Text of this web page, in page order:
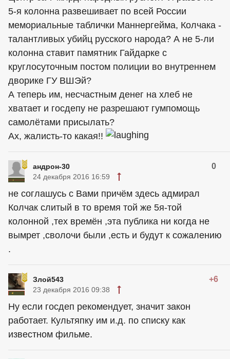
5-я колонна развешивает по всей России
мемориальные таблички Маннергейма, Колчака -
талантливых убийц русского народа? А не 5-ли
колонна ставит памятник Гайдарке с
круглосуточным постом полиции во внутреннем
дворике ГУ ВШЭй?
А теперь им, несчастным денег на хлеб не
хватает и госдепу не разрешают гумпомощь
самолётами присылать?
Ах, жалисть-то какая!!
андрон-30 0
24 декабря 2016 16:59
не соглашусь с Вами причём здесь адмирал
Колчак слитый в то время той же 5я-той
колонной ,тех времён ,эта публика ни когда не
вымрет ,сволочи были ,есть и будут к сожалению
.
Злой543 +6
23 декабря 2016 09:38
Ну если госдеп рекомендует, значит закон
работает. Культяпку им и.д. по списку как
известном фильме.